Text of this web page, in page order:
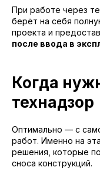
При работе через
берёт на себя
проекта и
после ввода в
Когда
технадзор
Оптимально — с
работ. Именно на
решения, которые
сноса конструкций.